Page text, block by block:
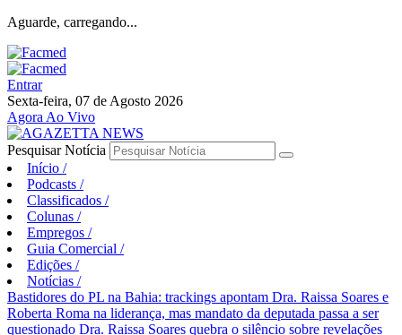
Aguarde, carregando...
Entrar
Sexta-feira, 07 de Agosto 2026
Agora Ao Vivo
Pesquisar Notícia
Início /
Podcasts /
Classificados /
Colunas /
Empregos /
Guia Comercial /
Edições /
Notícias /
Bastidores do PL na Bahia: trackings apontam Dra. Raissa Soares e
Roberta Roma na liderança, mas mandato da deputada passa a ser
questionado Dra. Raissa Soares quebra o silêncio sobre revelações